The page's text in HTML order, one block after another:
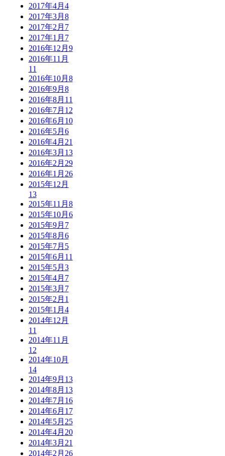
2017年4月 4
2017年3月 8
2017年2月 7
2017年1月 7
2016年12月 9
2016年11月
11
2016年10月 8
2016年9月 8
2016年8月 11
2016年7月 12
2016年6月 10
2016年5月 6
2016年4月 21
2016年3月 13
2016年2月 29
2016年1月 26
2015年12月
13
2015年11月 8
2015年10月 6
2015年9月 7
2015年8月 6
2015年7月 5
2015年6月 11
2015年5月 3
2015年4月 7
2015年3月 7
2015年2月 1
2015年1月 4
2014年12月
11
2014年11月
12
2014年10月
14
2014年9月 13
2014年8月 13
2014年7月 16
2014年6月 17
2014年5月 25
2014年4月 20
2014年3月 21
2014年2月 26